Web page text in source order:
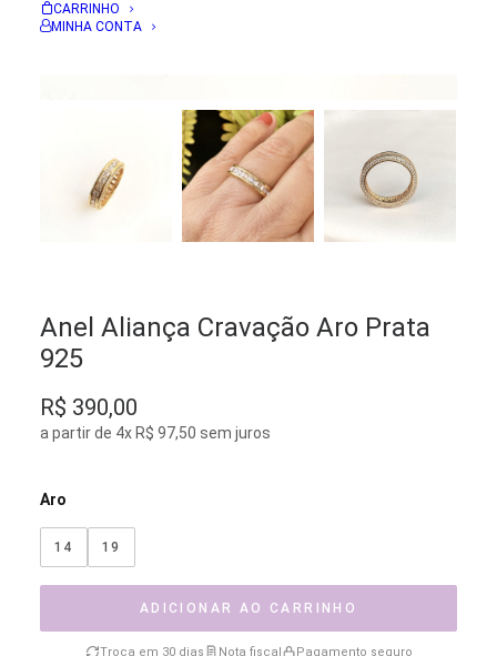
CARRINHO
MINHA CONTA
Anel Aliança Cravação Aro Prata
925
R$ 390,00
a partir de 4x R$ 97,50 sem juros
Aro
14 19
ADICIONAR AO CARRINHO
Troca em 30 dias Nota fiscal Pagamento seguro